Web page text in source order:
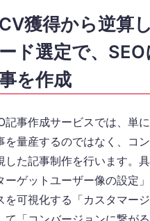
CV獲得から逆算
ード選定で、
を作成
記事作成サービスでは、単
を量産するのではなく、コ
した記事制作を行います。
ーゲットユーザー像の設定
を可視化する「カスタマー